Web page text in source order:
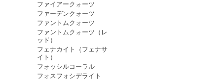
ファイアークォーツ
ファーデンクォーツ
ファントムクォーツ
ファントムクォーツ（レ
ッド）
フェナカイト（フェナサ
イト）
フォッシルコーラル
フォスフォシデライト